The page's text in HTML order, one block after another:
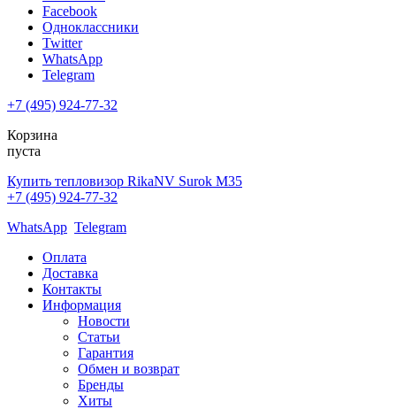
Facebook
Одноклассники
Twitter
WhatsApp
Telegram
+7 (495) 924-77-32
Корзина
пуста
Купить тепловизор RikaNV Surok M35
+7 (495) 924-77-32
WhatsApp Telegram
Оплата
Доставка
Контакты
Информация
Новости
Статьи
Гарантия
Обмен и возврат
Бренды
Хиты